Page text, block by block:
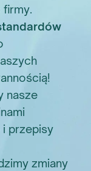
firmy.
nasze
przepisy
zmiany